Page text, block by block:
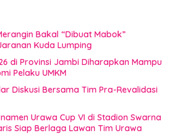
Bakal “Dibuat Mabok”
Kuda Lumping
di Provinsi Jambi Diharapkan Mampu
Pelaku UMKM
Diskusi Bersama Tim Pra-Revalidasi
Urawa Cup VI di Stadion Swarna
Siap Berlaga Lawan Tim Urawa